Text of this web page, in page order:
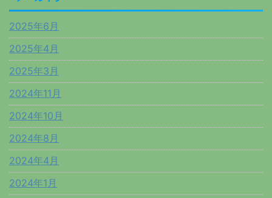
2025年6月
2025年4月
2025年3月
2024年11月
2024年10月
2024年8月
2024年4月
2024年1月